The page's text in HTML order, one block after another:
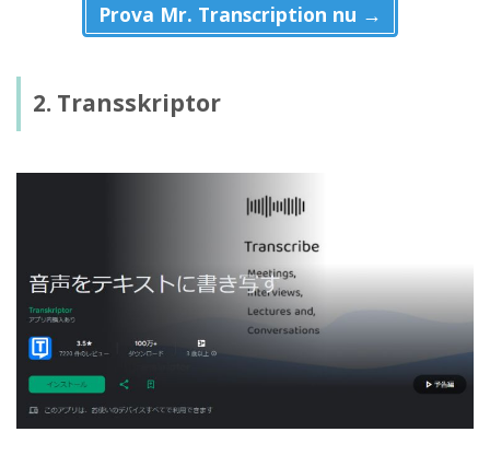
Prova Mr. Transcription nu →
2. Transskriptor